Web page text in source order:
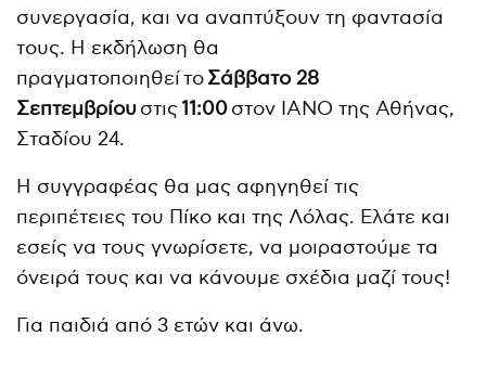
συνεργασία, και να αναπτύξουν τη φαντασία
τους. Η εκδήλωση θα
πραγματοποιηθεί τοΣάββατο 28
Σεπτεμβρίου στις11:00στον ΙΑΝΟ της Αθήνας,
Σταδίου 24.
Η συγγραφέας θα μας αφηγηθεί τις
περιπέτειες του Πίκο και της Λόλας. Ελάτε και
εσείς να τους γνωρίσετε, να μοιραστούμε τα
όνειρά τους και να κάνουμε σχέδια μαζί τους!
Για παιδιά από 3 ετών και άνω.